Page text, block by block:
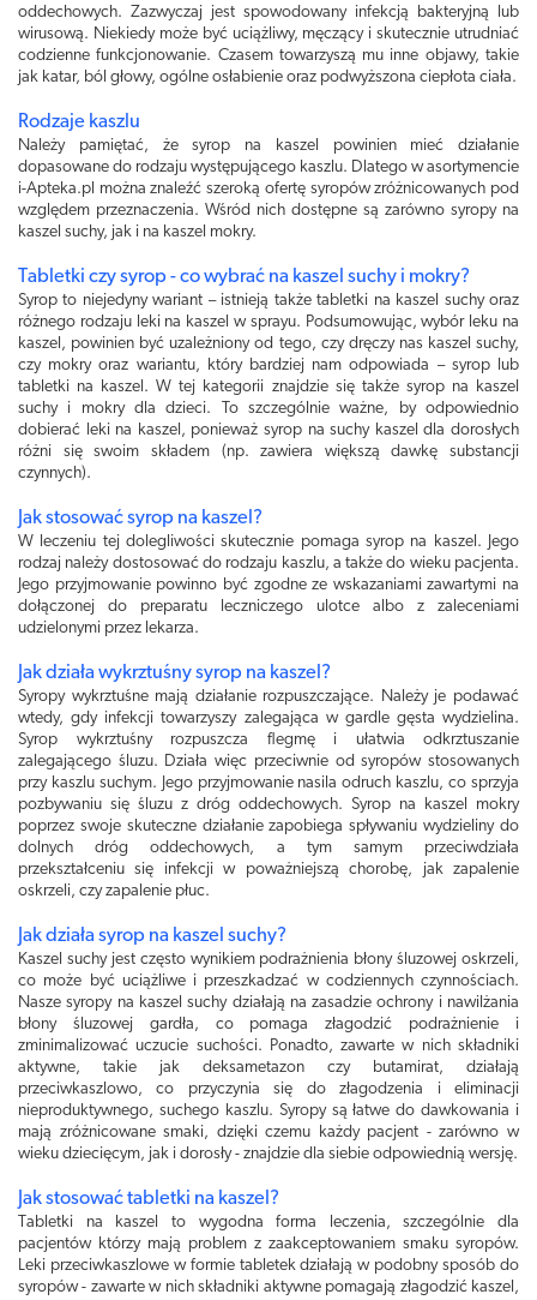
oddechowych. Zazwyczaj jest spowodowany infekcją bakteryjną lub
wirusową. Niekiedy może być uciążliwy, męczący i skutecznie utrudniać
codzienne funkcjonowanie. Czasem towarzyszą mu inne objawy, takie
jak katar, ból głowy, ogólne osłabienie oraz podwyższona ciepłota ciała.
Rodzaje kaszlu
Należy pamiętać, że syrop na kaszel powinien mieć działanie
dopasowane do rodzaju występującego kaszlu. Dlatego w asortymencie
i-Apteka.pl można znaleźć szeroką ofertę syropów zróżnicowanych pod
względem przeznaczenia. Wśród nich dostępne są zarówno syropy na
kaszel suchy, jak i na kaszel mokry.
Tabletki czy syrop - co wybrać na kaszel suchy i mokry?
Syrop to niejedyny wariant – istnieją także tabletki na kaszel suchy oraz
różnego rodzaju leki na kaszel w sprayu. Podsumowując, wybór leku na
kaszel, powinien być uzależniony od tego, czy dręczy nas kaszel suchy,
czy mokry oraz wariantu, który bardziej nam odpowiada – syrop lub
tabletki na kaszel. W tej kategorii znajdzie się także syrop na kaszel
suchy i mokry dla dzieci. To szczególnie ważne, by odpowiednio
dobierać leki na kaszel, ponieważ syrop na suchy kaszel dla dorosłych
różni się swoim składem (np. zawiera większą dawkę substancji
czynnych).
Jak stosować syrop na kaszel?
W leczeniu tej dolegliwości skutecznie pomaga syrop na kaszel. Jego
rodzaj należy dostosować do rodzaju kaszlu, a także do wieku pacjenta.
Jego przyjmowanie powinno być zgodne ze wskazaniami zawartymi na
dołączonej do preparatu leczniczego ulotce albo z zaleceniami
udzielonymi przez lekarza.
Jak działa wykrztuśny syrop na kaszel?
Syropy wykrztuśne mają działanie rozpuszczające. Należy je podawać
wtedy, gdy infekcji towarzyszy zalegająca w gardle gęsta wydzielina.
Syrop wykrztuśny rozpuszcza flegmę i ułatwia odkrztuszanie
zalegającego śluzu. Działa więc przeciwnie od syropów stosowanych
przy kaszlu suchym. Jego przyjmowanie nasila odruch kaszlu, co sprzyja
pozbywaniu się śluzu z dróg oddechowych. Syrop na kaszel mokry
poprzez swoje skuteczne działanie zapobiega spływaniu wydzieliny do
dolnych dróg oddechowych, a tym samym przeciwdziała
przekształceniu się infekcji w poważniejszą chorobę, jak zapalenie
oskrzeli, czy zapalenie płuc.
Jak działa syrop na kaszel suchy?
Kaszel suchy jest często wynikiem podrażnienia błony śluzowej oskrzeli,
co może być uciążliwe i przeszkadzać w codziennych czynnościach.
Nasze syropy na kaszel suchy działają na zasadzie ochrony i nawilżania
błony śluzowej gardła, co pomaga złagodzić podrażnienie i
zminimalizować uczucie suchości. Ponadto, zawarte w nich składniki
aktywne, takie jak deksametazon czy butamirat, działają
przeciwkaszlowo, co przyczynia się do złagodzenia i eliminacji
nieproduktywnego, suchego kaszlu. Syropy są łatwe do dawkowania i
mają zróżnicowane smaki, dzięki czemu każdy pacjent - zarówno w
wieku dziecięcym, jak i dorosły - znajdzie dla siebie odpowiednią wersję.
Jak stosować tabletki na kaszel?
Tabletki na kaszel to wygodna forma leczenia, szczególnie dla
pacjentów którzy mają problem z zaakceptowaniem smaku syropów.
Leki przeciwkaszlowe w formie tabletek działają w podobny sposób do
syropów - zawarte w nich składniki aktywne pomagają złagodzić kaszel,